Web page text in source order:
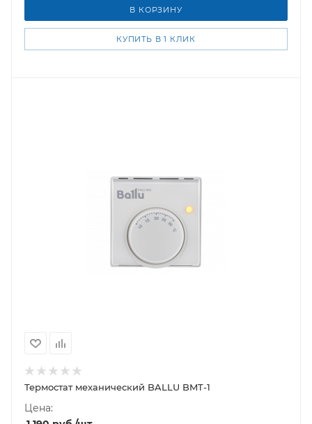
В КОРЗИНУ
КУПИТЬ В 1 КЛИК
Термостат механический BALLU BMT-1
Цена: